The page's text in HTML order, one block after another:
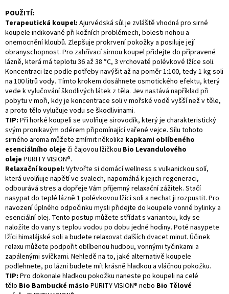
POUŽITÍ:
Terapeutická koupel: Ajurvédská sůl je zvláště vhodná pro sirné
koupele indikované při kožních problémech, bolesti nohou a
onemocnění kloubů. Zlepšuje prokrvení pokožky a posiluje její
obranyschopnost. Pro zahřívací sirnou koupel přidejte do připravené
lázně, která má teplotu 36 až 38 °C, 3 vrchovaté polévkové lžíce soli.
Koncentraci lze podle potřeby navýšit až na poměr 1:100, tedy 1 kg soli
na 100 litrů vody. Tímto krokem dosáhnete osmotického efektu, který
vede k vylučování škodlivých látek z těla. Jev nastává například při
pobytu v moři, kdy je koncentrace soli v mořské vodě vyšší než v těle,
a proto tělo vylučuje vodu se škodlivinami.
TIP: Při horké koupeli se uvolňuje sirovodík, který je charakteristický
svým pronikavým odérem připomínající vařené vejce. Sílu tohoto
sirného aroma můžete zmírnit několika kapkami oblíbeného
esenciálního oleje či čajovou lžičkou Bio Levandulového
oleje PURITY VISION®.
Relaxační koupel: Vytvořte si domácí wellness s vulkanickou solí,
která uvolňuje napětí ve svalech, napomáhá k jejich regeneraci,
odbourává stres a dopřeje Vám příjemný relaxační zážitek. Stačí
nasypat do teplé lázně 1 polévkovou lžíci soli a nechat ji rozpustit. Pro
navození úplného odpočinku mysli přidejte do koupele vonné bylinky a
esenciální olej. Tento postup můžete střídat s variantou, kdy se
naložíte do vany s teplou vodou po dobu jedné hodiny. Poté nasypete
lžíci himalájské soli a budete relaxovat dalších dvacet minut. Účinek
relaxu můžete podpořit oblíbenou hudbou, vonnými tyčinkami a
zapálenými svíčkami. Nehledě na to, jaké alternativě koupele
podlehnete, po lázni budete mít krásně hladkou a vláčnou pokožku.
TIP: Pro dokonale hladkou pokožku naneste po koupeli na celé
tělo Bio Bambucké máslo PURITY VISION® nebo Bio Tělové